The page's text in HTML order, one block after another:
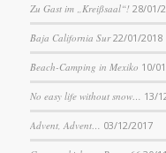
Zu Gast im „Kreißsaal“! 28/01/
Baja California Sur 22/01/2018
Beach-Camping in Mexiko 10/
No easy life without snow… 13/
Advent, Advent… 03/12/2017